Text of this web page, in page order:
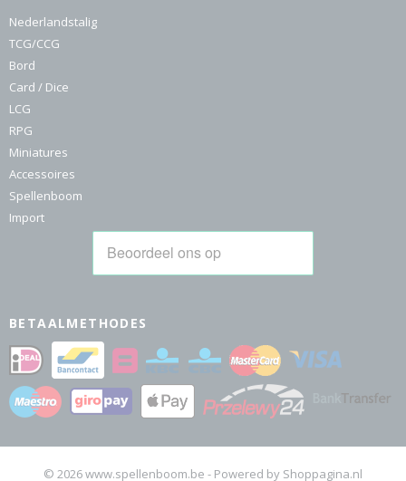
Nederlandstalig
TCG/CCG
Bord
Card / Dice
LCG
RPG
Miniatures
Accessoires
Spellenboom
Import
BETAALMETHODES
© 2026 www.spellenboom.be - Powered by Shoppagina.nl